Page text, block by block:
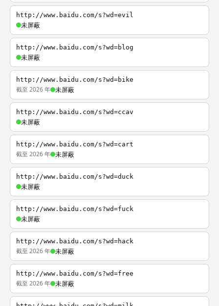
http://www.baidu.com/s?wd=evil
未屏蔽
http://www.baidu.com/s?wd=blog
未屏蔽
http://www.baidu.com/s?wd=bike
截至 2026 年 未屏蔽
http://www.baidu.com/s?wd=ccav
未屏蔽
http://www.baidu.com/s?wd=cart
截至 2026 年 未屏蔽
http://www.baidu.com/s?wd=duck
未屏蔽
http://www.baidu.com/s?wd=fuck
未屏蔽
http://www.baidu.com/s?wd=hack
截至 2026 年 未屏蔽
http://www.baidu.com/s?wd=free
截至 2026 年 未屏蔽